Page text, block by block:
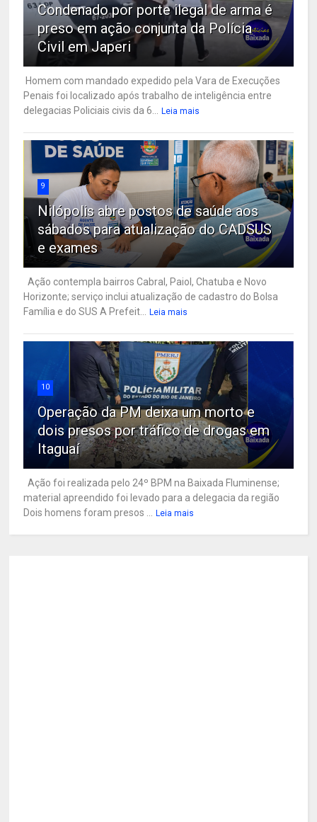
Condenado por porte ilegal de arma é
preso em ação conjunta da Polícia
Civil em Japeri
Homem com mandado expedido pela Vara de Execuções
Penais foi localizado após trabalho de inteligência entre
delegacias Policiais civis da 6...
Leia mais
9
Nilópolis abre postos de saúde aos
sábados para atualização do CADSUS
e exames
Ação contempla bairros Cabral, Paiol, Chatuba e Novo
Horizonte; serviço inclui atualização de cadastro do Bolsa
Família e do SUS A Prefeit...
Leia mais
10
Operação da PM deixa um morto e
dois presos por tráfico de drogas em
Itaguaí
Ação foi realizada pelo 24º BPM na Baixada Fluminense;
material apreendido foi levado para a delegacia da região
Dois homens foram presos ...
Leia mais